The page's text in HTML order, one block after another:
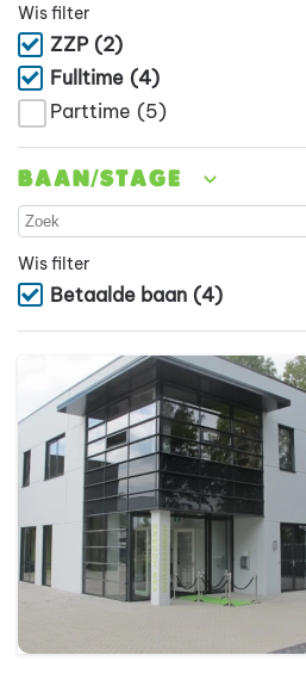
Wis filter
ZZP (2)
Fulltime (4)
Parttime (5)
Baan/stage
Wis filter
Betaalde baan (4)